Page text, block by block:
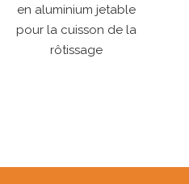
d'aluminium en
aluminium à gâteau
à tarte à tarte